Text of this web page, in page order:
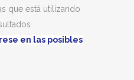
que está utilizando
en las posibles